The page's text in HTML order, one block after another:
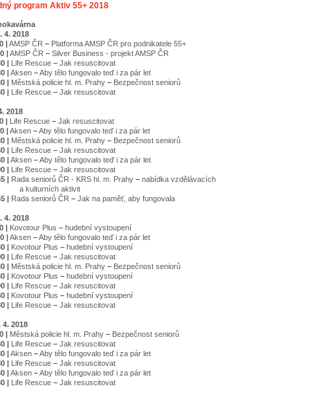
program Aktiv 55+ 2018
4. 2018
|AMSP ČR – Platforma AMSP ČR pro podnikatele 55+
|AMSP ČR – Silver Business - projekt AMSP ČR
| Life Rescue – Jak resuscitovat
|Aksen –Aby tělo fungovalo teď i za pár let
| Městská policie hl. m. Prahy – Bezpečnost seniorů
| Life Rescue – Jak resuscitovat
2018
| Life Rescue – Jak resuscitovat
|Aksen –Aby tělo fungovalo teď i za pár let
| Městská policie hl. m. Prahy – Bezpečnost seniorů
| Life Rescue – Jak resuscitovat
|Aksen –Aby tělo fungovalo teď i za pár let
| Life Rescue – Jak resuscitovat
| Rada seniorů ČR - KRS hl. m. Prahy – nabídka vzdělávacích
aktivit
| Rada seniorů ČR – Jak na paměť, aby fungovala
4. 2018
| Kovotour Plus – hudební vystoupení
|Aksen –Aby tělo fungovalo teď i za pár let
| Kovotour Plus – hudební vystoupení
| Life Rescue – Jak resuscitovat
| Městská policie hl. m. Prahy – Bezpečnost seniorů
| Kovotour Plus – hudební vystoupení
| Life Rescue – Jak resuscitovat
| Kovotour Plus – hudební vystoupení
| Life Rescue – Jak resuscitovat
4. 2018
| Městská policie hl. m. Prahy – Bezpečnost seniorů
| Life Rescue – Jak resuscitovat
|Aksen –Aby tělo fungovalo teď i za pár let
| Life Rescue – Jak resuscitovat
|Aksen –Aby tělo fungovalo teď i za pár let
| Life Rescue – Jak resuscitovat